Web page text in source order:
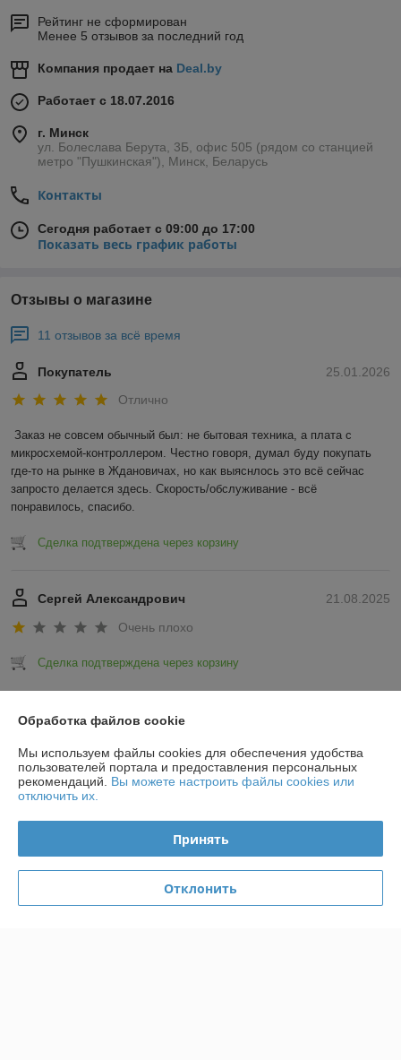
Рейтинг не сформирован
Менее 5 отзывов за последний год
Компания продает на Deal.by
Работает с 18.07.2016
г. Минск
ул. Болеслава Берута, 3Б, офис 505 (рядом со станцией
метро "Пушкинская"), Минск, Беларусь
Контакты
Сегодня работает с 09:00 до 17:00
Показать весь график работы
Отзывы о магазине
11 отзывов за всё время
25.01.2026
Покупатель
Отлично
Заказ не совсем обычный был: не бытовая техника, а плата с
микросхемой-контроллером. Честно говоря, думал буду покупать
где-то на рынке в Ждановичах, но как выяснлось это всё сейчас
запросто делается здесь. Скорость/обслуживание - всё
понравилось, спасибо.
Сделка подтверждена через корзину
21.08.2025
Сергей Александрович
Очень плохо
Сделка подтверждена через корзину
О нас
Обработка файлов cookie
Мы используем файлы cookies для обеспечения удобства
пользователей портала и предоставления персональных
рекомендаций. Вы можете настроить файлы cookies или
отключить их.
Принять
Отклонить